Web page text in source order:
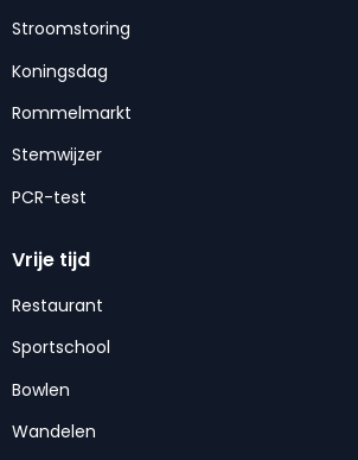
Stroomstoring
Koningsdag
Rommelmarkt
Stemwijzer
PCR-test
Vrije tijd
Restaurant
Sportschool
Bowlen
Wandelen